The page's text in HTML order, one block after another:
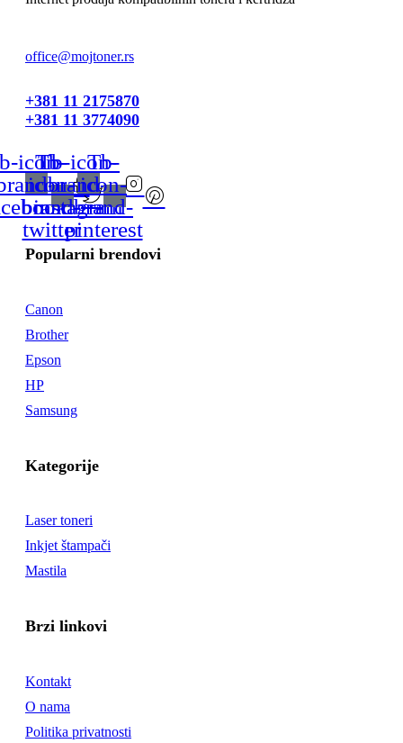
office@mojtoner.rs
+381 11 2175870
+381 11 3774090
icon-
Tb-
icon-
brand-
twitter
Tb-icon-
brand-
instagram
Tb-
icon-
brand-
pinterest
Popularni brendovi
Canon
Brother
Epson
HP
Samsung
Kategorije
Laser toneri
Inkjet štampači
Mastila
Brzi linkovi
Kontakt
O nama
Politika privatnosti